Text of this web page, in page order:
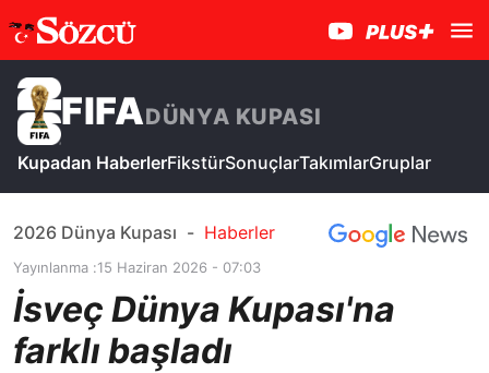
FIFADÜNYA KUPASI
Kupadan HaberlerFikstürSonuçlarTakımlarGruplar
2026 Dünya Kupası - Haberler
Yayınlanma :15 Haziran 2026 - 07:03
İsveç Dünya Kupası'na
farklı başladı